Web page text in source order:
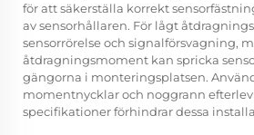
för att säkerställa korrekt
av sensorhållaren. För lågt
sensorrörelse och signalförsvagning,
åtdragningsmoment kan spricka
gängorna i monteringsplatsen.
momentnycklar och noggrann
specifikationer förhindrar dessa